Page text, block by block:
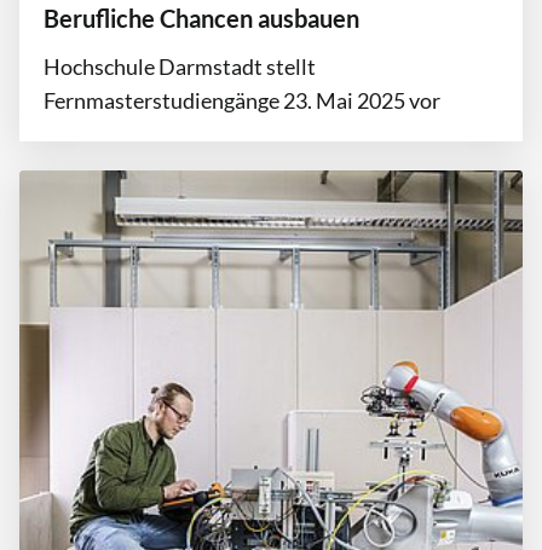
Berufliche Chancen ausbauen
Hochschule Darmstadt stellt
Fernmasterstudiengänge 23. Mai 2025 vor